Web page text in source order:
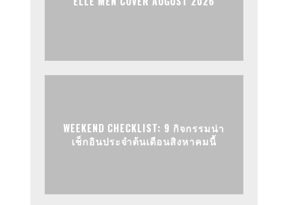
WEEKEND CHECKLIST: 9 กิจกรรมน่า
เช็กอินประจำต้นเดือนสิงหาคมนี้